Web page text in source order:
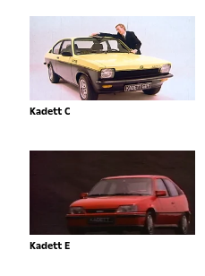
Kadett C
Kadett E